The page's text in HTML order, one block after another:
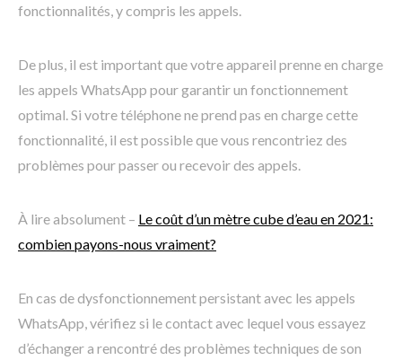
fonctionnalités, y compris les appels.
De plus, il est important que votre appareil prenne en charge
les appels WhatsApp pour garantir un fonctionnement
optimal. Si votre téléphone ne prend pas en charge cette
fonctionnalité, il est possible que vous rencontriez des
problèmes pour passer ou recevoir des appels.
À lire absolument – Le coût d’un mètre cube d’eau en 2021:
combien payons-nous vraiment?
En cas de dysfonctionnement persistant avec les appels
WhatsApp, vérifiez si le contact avec lequel vous essayez
d’échanger a rencontré des problèmes techniques de son